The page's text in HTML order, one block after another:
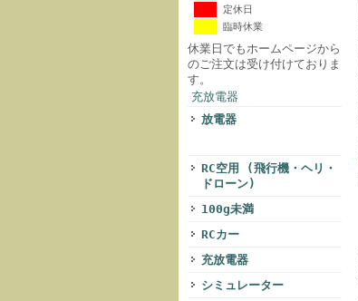
定休日
臨時休業
休業日でもホームページから
のご注文は受け付けておりま
す。
充放電器
放電器
RC空用 (飛行機・ヘリ・
ドローン)
100g未満
RCカー
充放電器
シミュレーター